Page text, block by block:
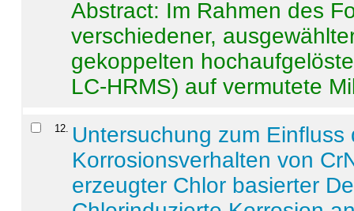
Abstract: Im Rahmen des
verschiedener,
gekoppelten
LC-HRMS) auf vermutete
12
Untersuchung zum
Korrosionsverhalten von
erzeugter Chlor basierter